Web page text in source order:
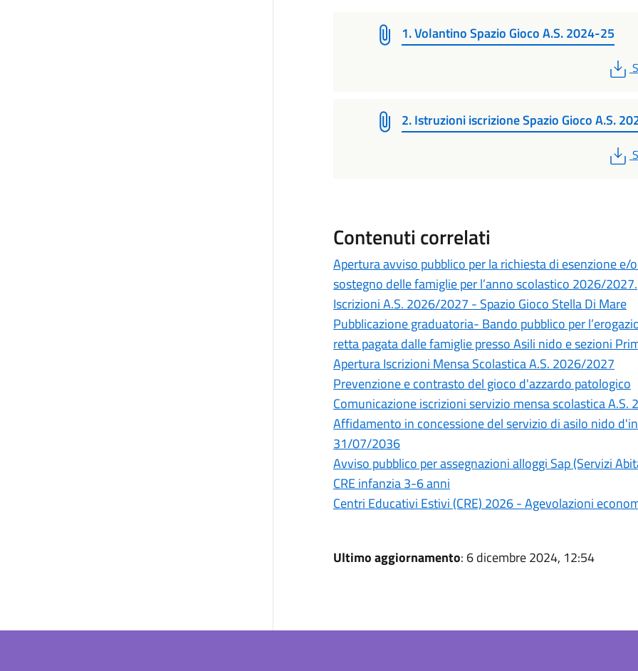
1. Volantino Spazio Gioco A.S. 2024-25
2. Istruzioni iscrizione Spazio Gioco A.S.
Contenuti correlati
Apertura avviso pubblico per la richiesta di esenzione
sostegno delle famiglie per l’anno scolastico 2026/2027.
Iscrizioni A.S. 2026/2027 - Spazio Gioco Stella Di Mare
Pubblicazione graduatoria- Bando pubblico per
retta pagata dalle famiglie presso Asili nido e sezioni
Apertura Iscrizioni Mensa Scolastica A.S. 2026/2027
Prevenzione e contrasto del gioco d'azzardo patologico
Comunicazione iscrizioni servizio mensa scolastica A.S.
Affidamento in concessione del servizio di asilo nido
31/07/2036
Avviso pubblico per assegnazioni alloggi Sap (Servizi
CRE infanzia 3-6 anni
Centri Educativi Estivi (CRE) 2026 - Agevolazioni
Ultimo aggiornamento: 6 dicembre 2024, 12:54